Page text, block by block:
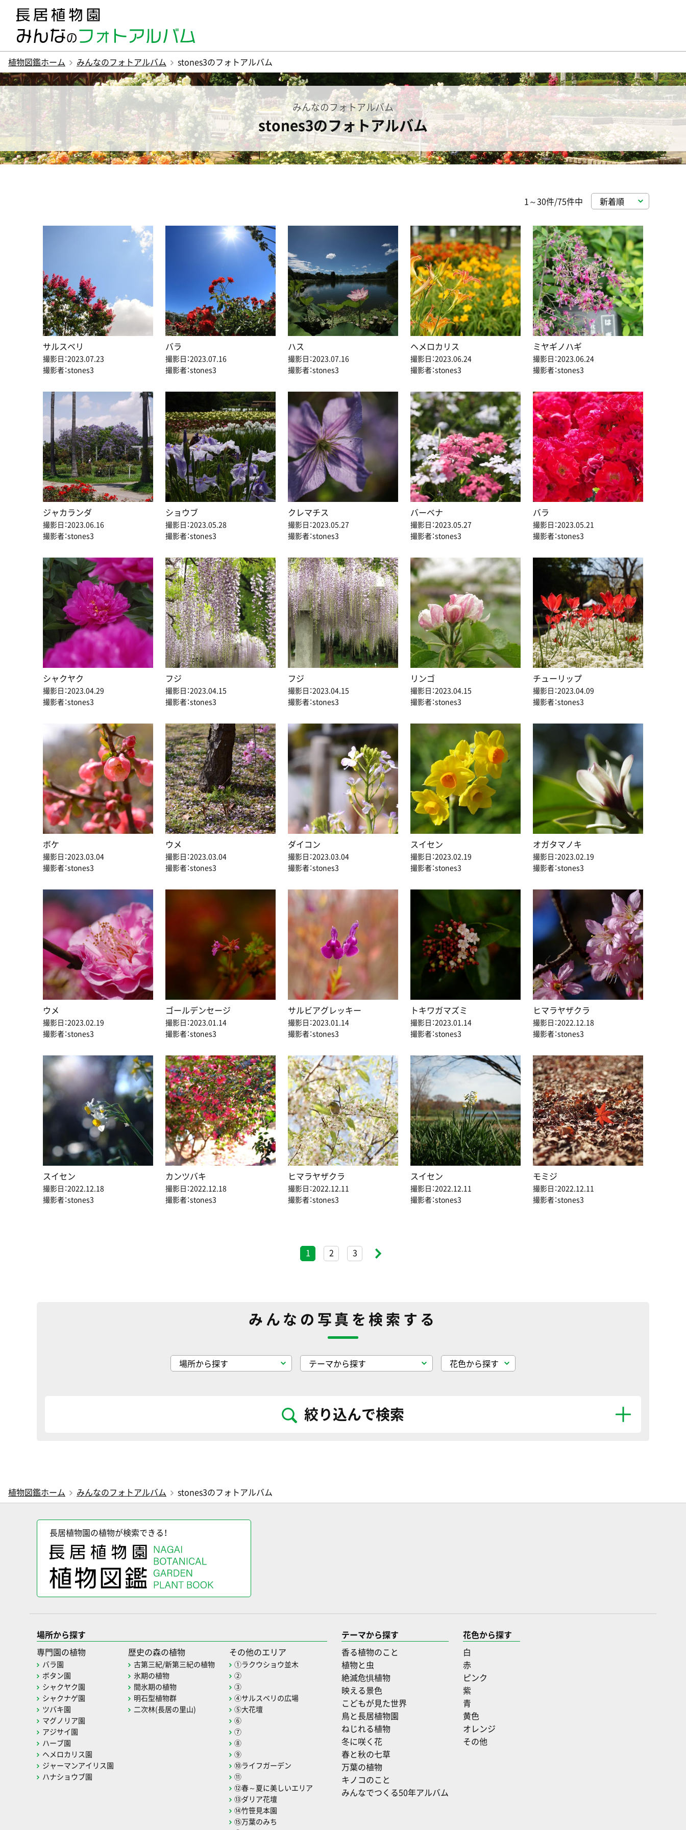
植物図鑑ホーム みんなのフォトアルバム stones3のフォトアルバム
みんなのフォトアルバム
stones3のフォトアルバム
1～30件/75件中
サルスベリ
撮影日：2023.07.23
撮影者：stones3
バラ
撮影日：2023.07.16
撮影者：stones3
ハス
撮影日：2023.07.16
撮影者：stones3
ヘメロカリス
撮影日：2023.06.24
撮影者：stones3
ミヤギノハギ
撮影日：2023.06.24
撮影者：stones3
ジャカランダ
撮影日：2023.06.16
撮影者：stones3
ショウブ
撮影日：2023.05.28
撮影者：stones3
クレマチス
撮影日：2023.05.27
撮影者：stones3
バーベナ
撮影日：2023.05.27
撮影者：stones3
バラ
撮影日：2023.05.21
撮影者：stones3
シャクヤク
撮影日：2023.04.29
撮影者：stones3
フジ
撮影日：2023.04.15
撮影者：stones3
フジ
撮影日：2023.04.15
撮影者：stones3
リンゴ
撮影日：2023.04.15
撮影者：stones3
チューリップ
撮影日：2023.04.09
撮影者：stones3
ボケ
撮影日：2023.03.04
撮影者：stones3
ウメ
撮影日：2023.03.04
撮影者：stones3
ダイコン
撮影日：2023.03.04
撮影者：stones3
スイセン
撮影日：2023.02.19
撮影者：stones3
オガタマノキ
撮影日：2023.02.19
撮影者：stones3
ウメ
撮影日：2023.02.19
撮影者：stones3
ゴールデンセージ
撮影日：2023.01.14
撮影者：stones3
サルビアグレッキー
撮影日：2023.01.14
撮影者：stones3
トキワガマズミ
撮影日：2023.01.14
撮影者：stones3
ヒマラヤザクラ
撮影日：2022.12.18
撮影者：stones3
スイセン
撮影日：2022.12.18
撮影者：stones3
カンツバキ
撮影日：2022.12.18
撮影者：stones3
ヒマラヤザクラ
撮影日：2022.12.11
撮影者：stones3
スイセン
撮影日：2022.12.11
撮影者：stones3
モミジ
撮影日：2022.12.11
撮影者：stones3
1 2 3
みんなの写真を検索する
絞り込んで検索
植物図鑑ホーム みんなのフォトアルバム stones3のフォトアルバム
長居植物園の植物が検索できる！
場所から探す
専門園の植物
バラ園
ボタン園
シャクヤク園
シャクナゲ園
ツバキ園
マグノリア園
アジサイ園
ハーブ園
ヘメロカリス園
ジャーマンアイリス園
ハナショウブ園
歴史の森の植物
古第三紀/新第三紀の植物
氷期の植物
間氷期の植物
明石型植物群
二次林(長居の里山)
その他のエリア
①ラクウショウ並木
②
③
④サルスベリの広場
⑤大花壇
⑥
⑦
⑧
⑨
⑩ライフガーデン
⑪
⑫春～夏に美しいエリア
⑬ダリア花壇
⑭竹笹見本園
⑮万葉のみち
テーマから探す
香る植物のこと
植物と虫
絶滅危惧植物
映える景色
こどもが見た世界
鳥と長居植物園
ねじれる植物
冬に咲く花
春と秋の七草
万葉の植物
キノコのこと
みんなでつくる50年アルバム
花色から探す
白
赤
ピンク
紫
青
黄色
オレンジ
その他